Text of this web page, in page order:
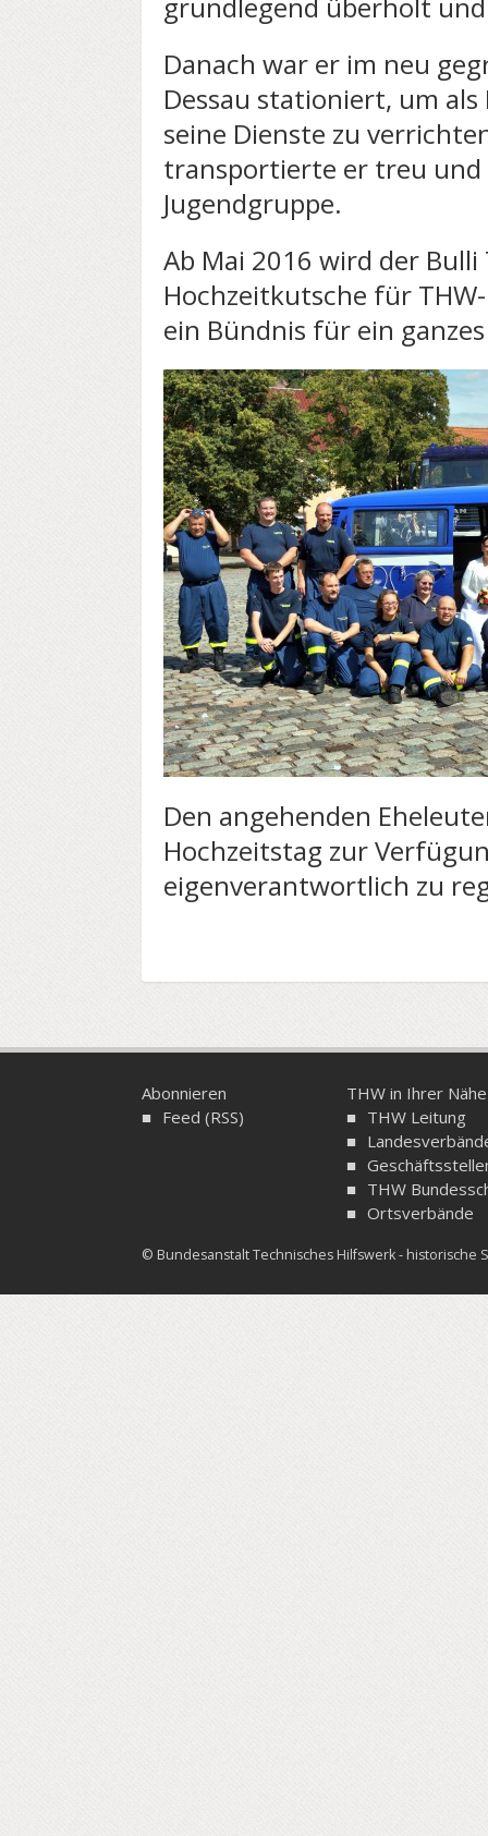
Danach war er im neu
Dessau stationiert, um
seine Dienste zu
transportierte er treu und
Jugendgruppe.
Ab Mai 2016 wird der
Hochzeitkutsche für
ein Bündnis für ein
Den angehenden
Hochzeitstag zur
eigenverantwortlich zu
Abonnieren
Feed (RSS)
THW in Ihrer Nähe
THW Leitung
THW
Ortsverbände
© Bundesanstalt Technisches Hilfswerk - historische